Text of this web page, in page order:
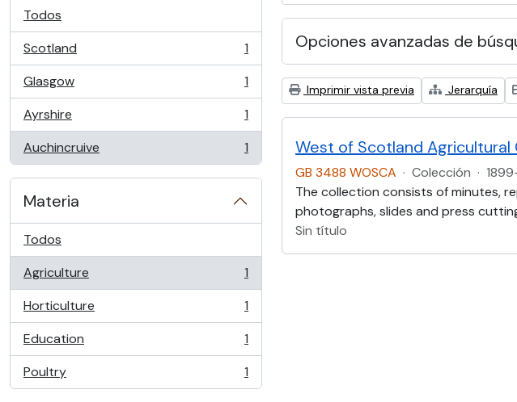
Todos
Scotland
, 1 resultados
1
Glasgow
, 1 resultados
1
Ayrshire
, 1 resultados
1
Auchincruive
, 1 resultados 1
Materia
Todos
Agriculture
, 1 resultados
1
Horticulture
, 1 resultados
1
Education
, 1 resultados
1
Poultry
, 1 resultados 1
Opciones avanzadas de
Imprimir vista previa Jerarquía
West of Scotland
GB 3488 WOSCA · Colección ·
The collection consists of minutes,
photographs, slides and press
Sin título